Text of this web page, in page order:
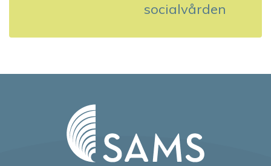
a
v
socialvården